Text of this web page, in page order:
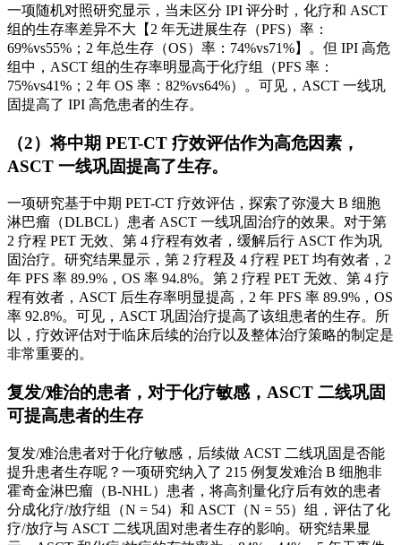
一项随机对照研究显示，当未区分 IPI 评分时，化疗和 ASCT
组的生存率差异不大【2 年无进展生存（PFS）率：
69%vs55%；2 年总生存（OS）率：74%vs71%】。但 IPI 高危
组中，ASCT 组的生存率明显高于化疗组（PFS 率：
75%vs41%；2 年 OS 率：82%vs64%）。可见，ASCT 一线巩
固提高了 IPI 高危患者的生存。
（2）将中期 PET-CT 疗效评估作为高危因素，
ASCT 一线巩固提高了生存。
一项研究基于中期 PET-CT 疗效评估，探索了弥漫大 B 细胞
淋巴瘤（DLBCL）患者 ASCT 一线巩固治疗的效果。对于第
2 疗程 PET 无效、第 4 疗程有效者，缓解后行 ASCT 作为巩
固治疗。研究结果显示，第 2 疗程及 4 疗程 PET 均有效者，2
年 PFS 率 89.9%，OS 率 94.8%。第 2 疗程 PET 无效、第 4 疗
程有效者，ASCT 后生存率明显提高，2 年 PFS 率 89.9%，OS
率 92.8%。可见，ASCT 巩固治疗提高了该组患者的生存。所
以，疗效评估对于临床后续的治疗以及整体治疗策略的制定是
非常重要的。
复发/难治的患者，对于化疗敏感，ASCT 二线巩固
可提高患者的生存
复发/难治患者对于化疗敏感，后续做 ACST 二线巩固是否能
提升患者生存呢？一项研究纳入了 215 例复发难治 B 细胞非
霍奇金淋巴瘤（B-NHL）患者，将高剂量化疗后有效的患者
分成化疗/放疗组（N = 54）和 ASCT（N = 55）组，评估了化
疗/放疗与 ASCT 二线巩固对患者生存的影响。研究结果显